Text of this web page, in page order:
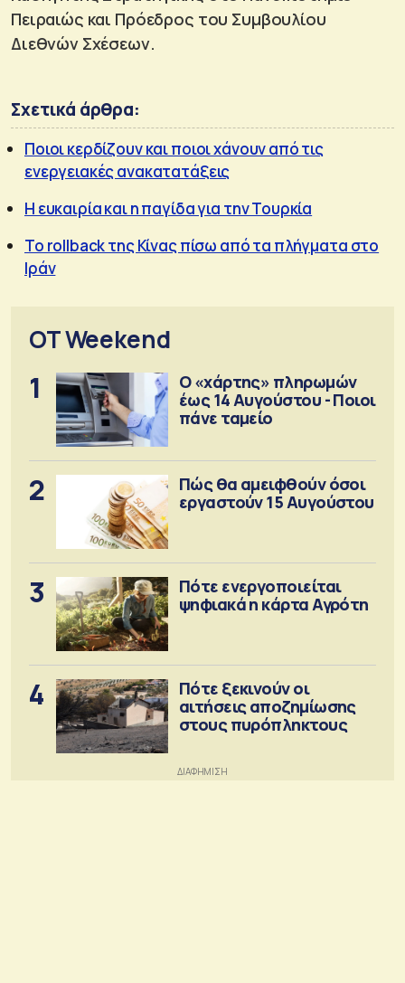
Πειραιώς και Πρόεδρος του Συμβουλίου
Διεθνών Σχέσεων.
Σχετικά άρθρα:
Ποιοι κερδίζουν και ποιοι χάνουν από τις
ενεργειακές ανακατατάξεις
Η ευκαιρία και η παγίδα για την Τουρκία
Το rollback της Κίνας πίσω από τα πλήγματα στο
Ιράν
OT Weekend
1
Ο «χάρτης» πληρωμών
έως 14 Αυγούστου - Ποιοι
πάνε ταμείο
2
Πώς θα αμειφθούν όσοι
εργαστούν 15 Αυγούστου
3
Πότε ενεργοποιείται
ψηφιακά η κάρτα Αγρότη
4
Πότε ξεκινούν οι
αιτήσεις αποζημίωσης
στους πυρόπληκτους